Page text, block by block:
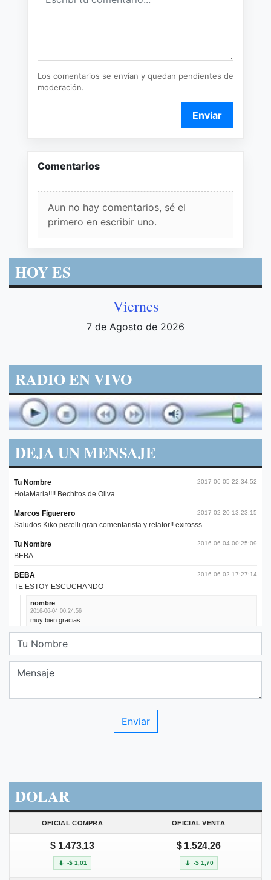
Los comentarios se envían y quedan pendientes de
moderación.
Enviar
Comentarios
Aun no hay comentarios, sé el
primero en escribir uno.
HOY ES
Viernes
7 de Agosto de 2026
RADIO EN VIVO
DEJA UN MENSAJE
DOLAR
OFICIAL COMPRA OFICIAL VENTA
$ 1.473,13
-$ 1,01
$ 1.524,26
-$ 1,70